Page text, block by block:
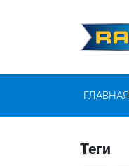
ГЛАВНАЯ
Теги